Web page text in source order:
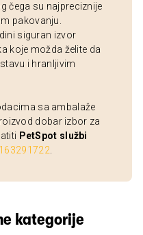
čega su najpreciznije
pakovanju.
siguran izvor
koje možda želite da
i hranljivim
sa ambalaže
dobar izbor za
PetSpot službi
kategorije